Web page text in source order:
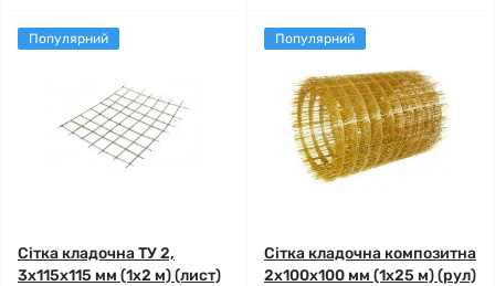
Популярний
Сітка кладочна ТУ 2,
3x115x115 мм (1x2 м) (лист)
Популярний
Сітка кладочна композитна
2x100x100 мм (1x25 м) (рул)